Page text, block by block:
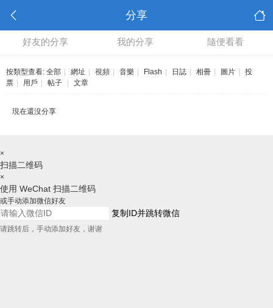
分享
好友的分享 我的分享 隨便看看
按類型查看: 全部 網址 視頻 音樂 Flash 日誌 相冊 圖片
投
票
用戶 帖子 文章
現在還沒分享
×
扫描二维码
×
使用 WeChat 扫描二维码
或手动添加微信好友
复制ID并跳转微信
请跳转后，手动添加好友，谢谢